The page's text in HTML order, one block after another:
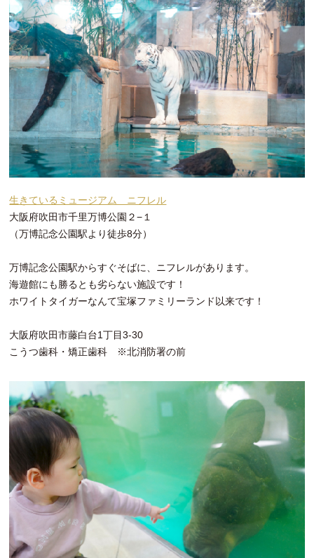
生きているミュージアム ニフレル
大阪府吹田市千里万博公園２−１
（万博記念公園駅より徒歩8分）
万博記念公園駅からすぐそばに、ニフレルがあります。
海遊館にも勝るとも劣らない施設です！
ホワイトタイガーなんて宝塚ファミリーランド以来です！
大阪府吹田市藤白台1丁目3-30
こうつ歯科・矯正歯科 ※北消防署の前